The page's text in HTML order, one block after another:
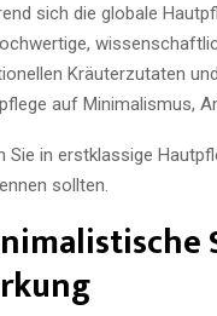
sich die globale
Kräuterzutaten
auf Minimalismus,
Sie in erstklassige
sollten.